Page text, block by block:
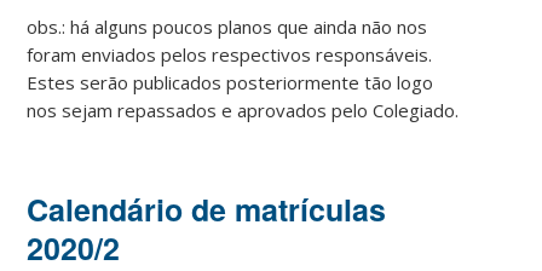
obs.: há alguns poucos planos que ainda não nos
foram enviados pelos respectivos responsáveis.
Estes serão publicados posteriormente tão logo
nos sejam repassados e aprovados pelo Colegiado.
Calendário de matrículas
2020/2